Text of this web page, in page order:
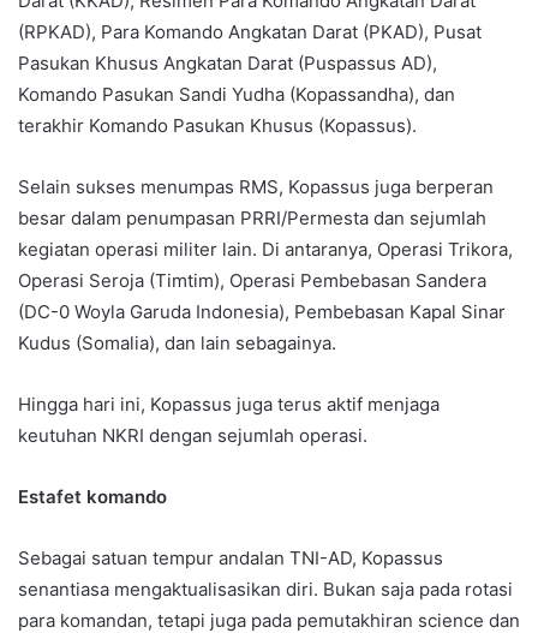
(RPKAD), Para Komando Angkatan Darat (PKAD), Pusat
Pasukan Khusus Angkatan Darat (Puspassus AD),
Komando Pasukan Sandi Yudha (Kopassandha), dan
terakhir Komando Pasukan Khusus (Kopassus).
Selain sukses menumpas RMS, Kopassus juga berperan
besar dalam penumpasan PRRI/Permesta dan sejumlah
kegiatan operasi militer lain. Di antaranya, Operasi Trikora,
Operasi Seroja (Timtim), Operasi Pembebasan Sandera
(DC-0 Woyla Garuda Indonesia), Pembebasan Kapal Sinar
Kudus (Somalia), dan lain sebagainya.
Hingga hari ini, Kopassus juga terus aktif menjaga
keutuhan NKRI dengan sejumlah operasi.
Estafet komando
Sebagai satuan tempur andalan TNI-AD, Kopassus
senantiasa mengaktualisasikan diri. Bukan saja pada rotasi
para komandan, tetapi juga pada pemutakhiran science dan